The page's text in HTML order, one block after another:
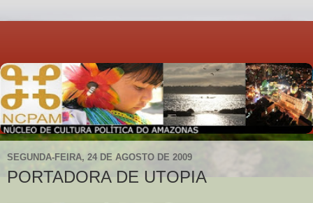
SEGUNDA-FEIRA, 24 DE AGOSTO DE 2009
PORTADORA DE UTOPIA